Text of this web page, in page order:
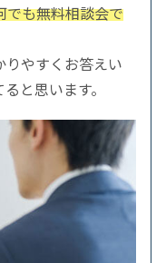
でも無料相談会で
りやすくお答えい
と思います。